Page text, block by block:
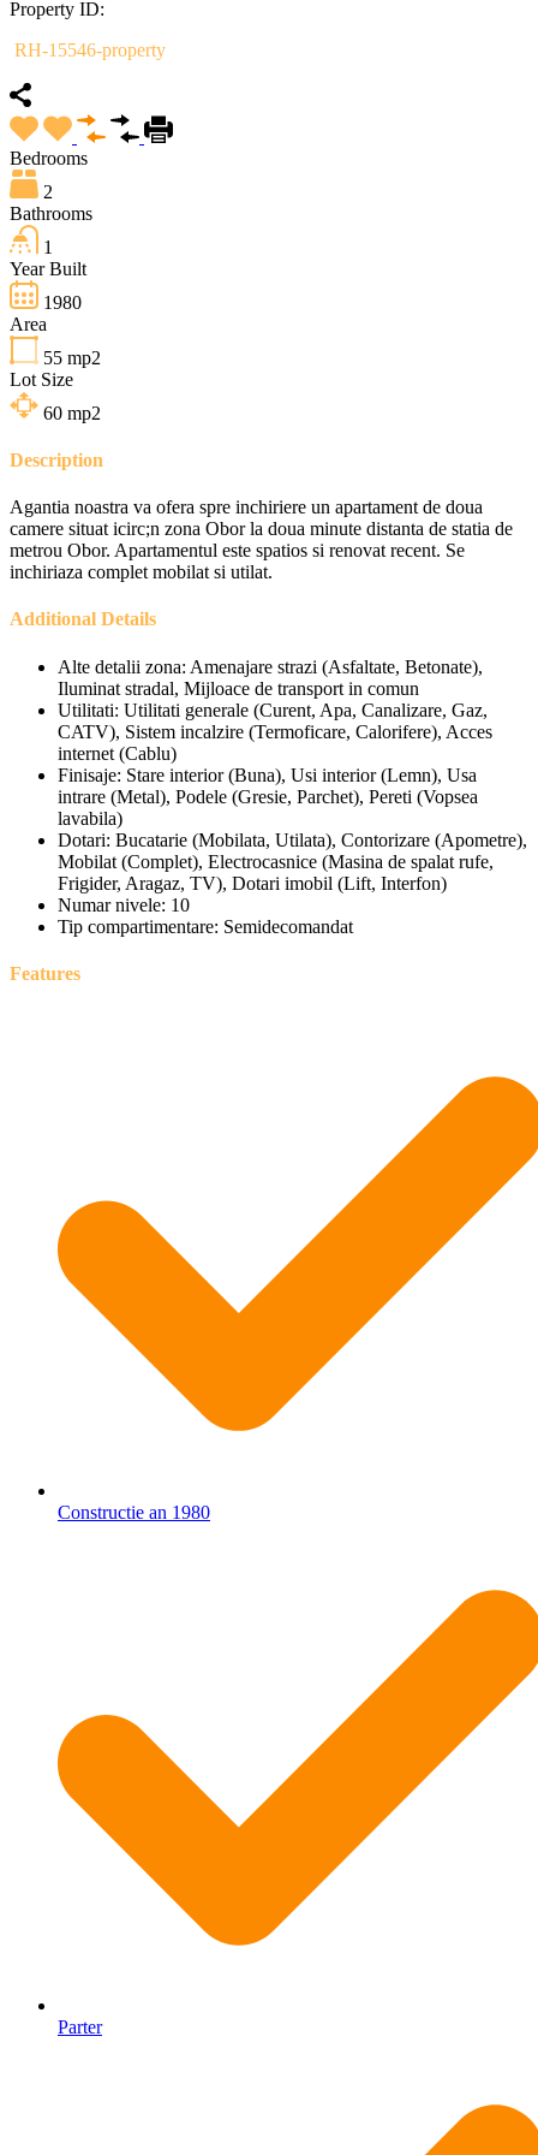
Property ID:
RH-15546-property
Bedrooms
2
Bathrooms
1
Year Built
1980
Area
55 mp2
Lot Size
60 mp2
Description
Agantia noastra va ofera spre inchiriere un apartament de doua
camere situat icirc;n zona Obor la doua minute distanta de statia de
metrou Obor. Apartamentul este spatios si renovat recent. Se
inchiriaza complet mobilat si utilat.
Additional Details
Alte detalii zona: Amenajare strazi (Asfaltate, Betonate),
Iluminat stradal, Mijloace de transport in comun
Utilitati: Utilitati generale (Curent, Apa, Canalizare, Gaz,
CATV), Sistem incalzire (Termoficare, Calorifere), Acces
internet (Cablu)
Finisaje: Stare interior (Buna), Usi interior (Lemn), Usa
intrare (Metal), Podele (Gresie, Parchet), Pereti (Vopsea
lavabila)
Dotari: Bucatarie (Mobilata, Utilata), Contorizare (Apometre),
Mobilat (Complet), Electrocasnice (Masina de spalat rufe,
Frigider, Aragaz, TV), Dotari imobil (Lift, Interfon)
Numar nivele: 10
Tip compartimentare: Semidecomandat
Features
Constructie an 1980
Parter